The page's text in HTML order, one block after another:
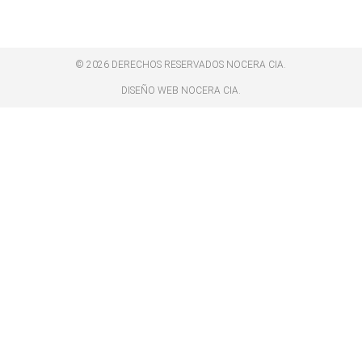
© 2026 DERECHOS RESERVADOS NOCERA CIA.
DISEÑO WEB NOCERA CIA.